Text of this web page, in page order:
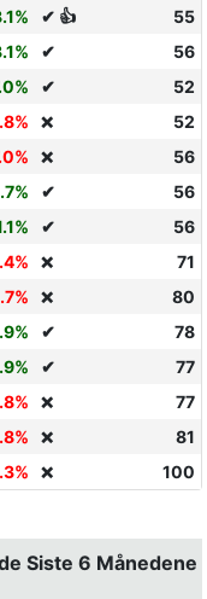
✔ 👍
55
✔
56
✔
52
❌
52
❌
56
✔
56
✔
56
❌
71
❌
80
✔
78
✔
77
❌
77
❌
81
❌ 100
Siste 6 Månedene